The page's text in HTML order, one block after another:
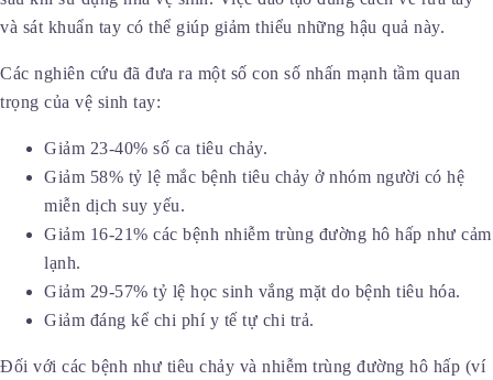
và sát khuẩn tay có thể giúp giảm thiểu những hậu quả này.
Các nghiên cứu đã đưa ra một số con số nhấn mạnh tầm quan
trọng của vệ sinh tay:
Giảm 23-40% số ca tiêu chảy.
Giảm 58% tỷ lệ mắc bệnh tiêu chảy ở nhóm người có hệ
miễn dịch suy yếu.
Giảm 16-21% các bệnh nhiễm trùng đường hô hấp như cảm
lạnh.
Giảm 29-57% tỷ lệ học sinh vắng mặt do bệnh tiêu hóa.
Giảm đáng kể chi phí y tế tự chi trả.
Đối với các bệnh như tiêu chảy và nhiễm trùng đường hô hấp (ví